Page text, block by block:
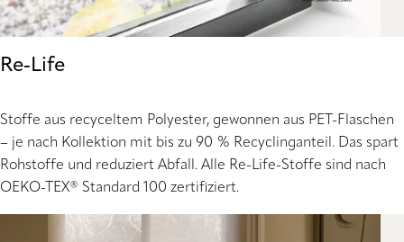
Re‑Life
Stoffe aus recyceltem Polyester, gewonnen aus PET-Flaschen
– je nach Kollektion mit bis zu 90 % Recyclinganteil. Das spart
Rohstoffe und reduziert Abfall. Alle Re-Life-Stoffe sind nach
OEKO-TEX® Standard 100 zertifiziert.